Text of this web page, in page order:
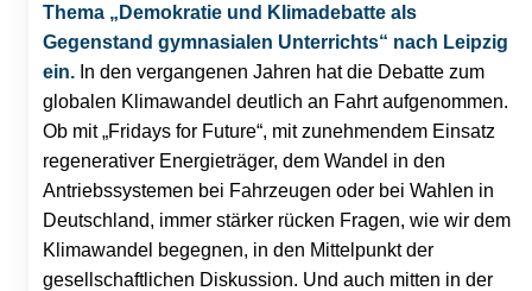
Thema „Demokratie und Klimadebatte als
Gegenstand gymnasialen Unterrichts“ nach Leipzig
ein. In den vergangenen Jahren hat die Debatte zum
globalen Klimawandel deutlich an Fahrt aufgenommen.
Ob mit „Fridays for Future“, mit zunehmendem Einsatz
regenerativer Energieträger, dem Wandel in den
Antriebssystemen bei Fahrzeugen oder bei Wahlen in
Deutschland, immer stärker rücken Fragen, wie wir dem
Klimawandel begegnen, in den Mittelpunkt der
gesellschaftlichen Diskussion. Und auch mitten in der